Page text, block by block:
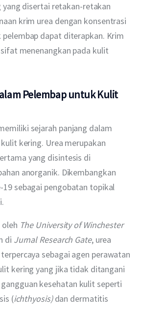
disertai retakan-retakan
krim urea dengan konsentrasi
dapat diterapkan. Krim
menenangkan pada kulit
Pelembap untuk Kulit
sejarah panjang dalam
kering. Urea merupakan
yang disintesis di
anorganik. Dikembangkan
19 sebagai pengobatan topikal
The University of Winchester
di Jurnal Research Gate, urea
sebagai agen perawatan
kering yang jika tidak ditangani
kesehatan kulit seperti
(ichthyosis) dan dermatitis